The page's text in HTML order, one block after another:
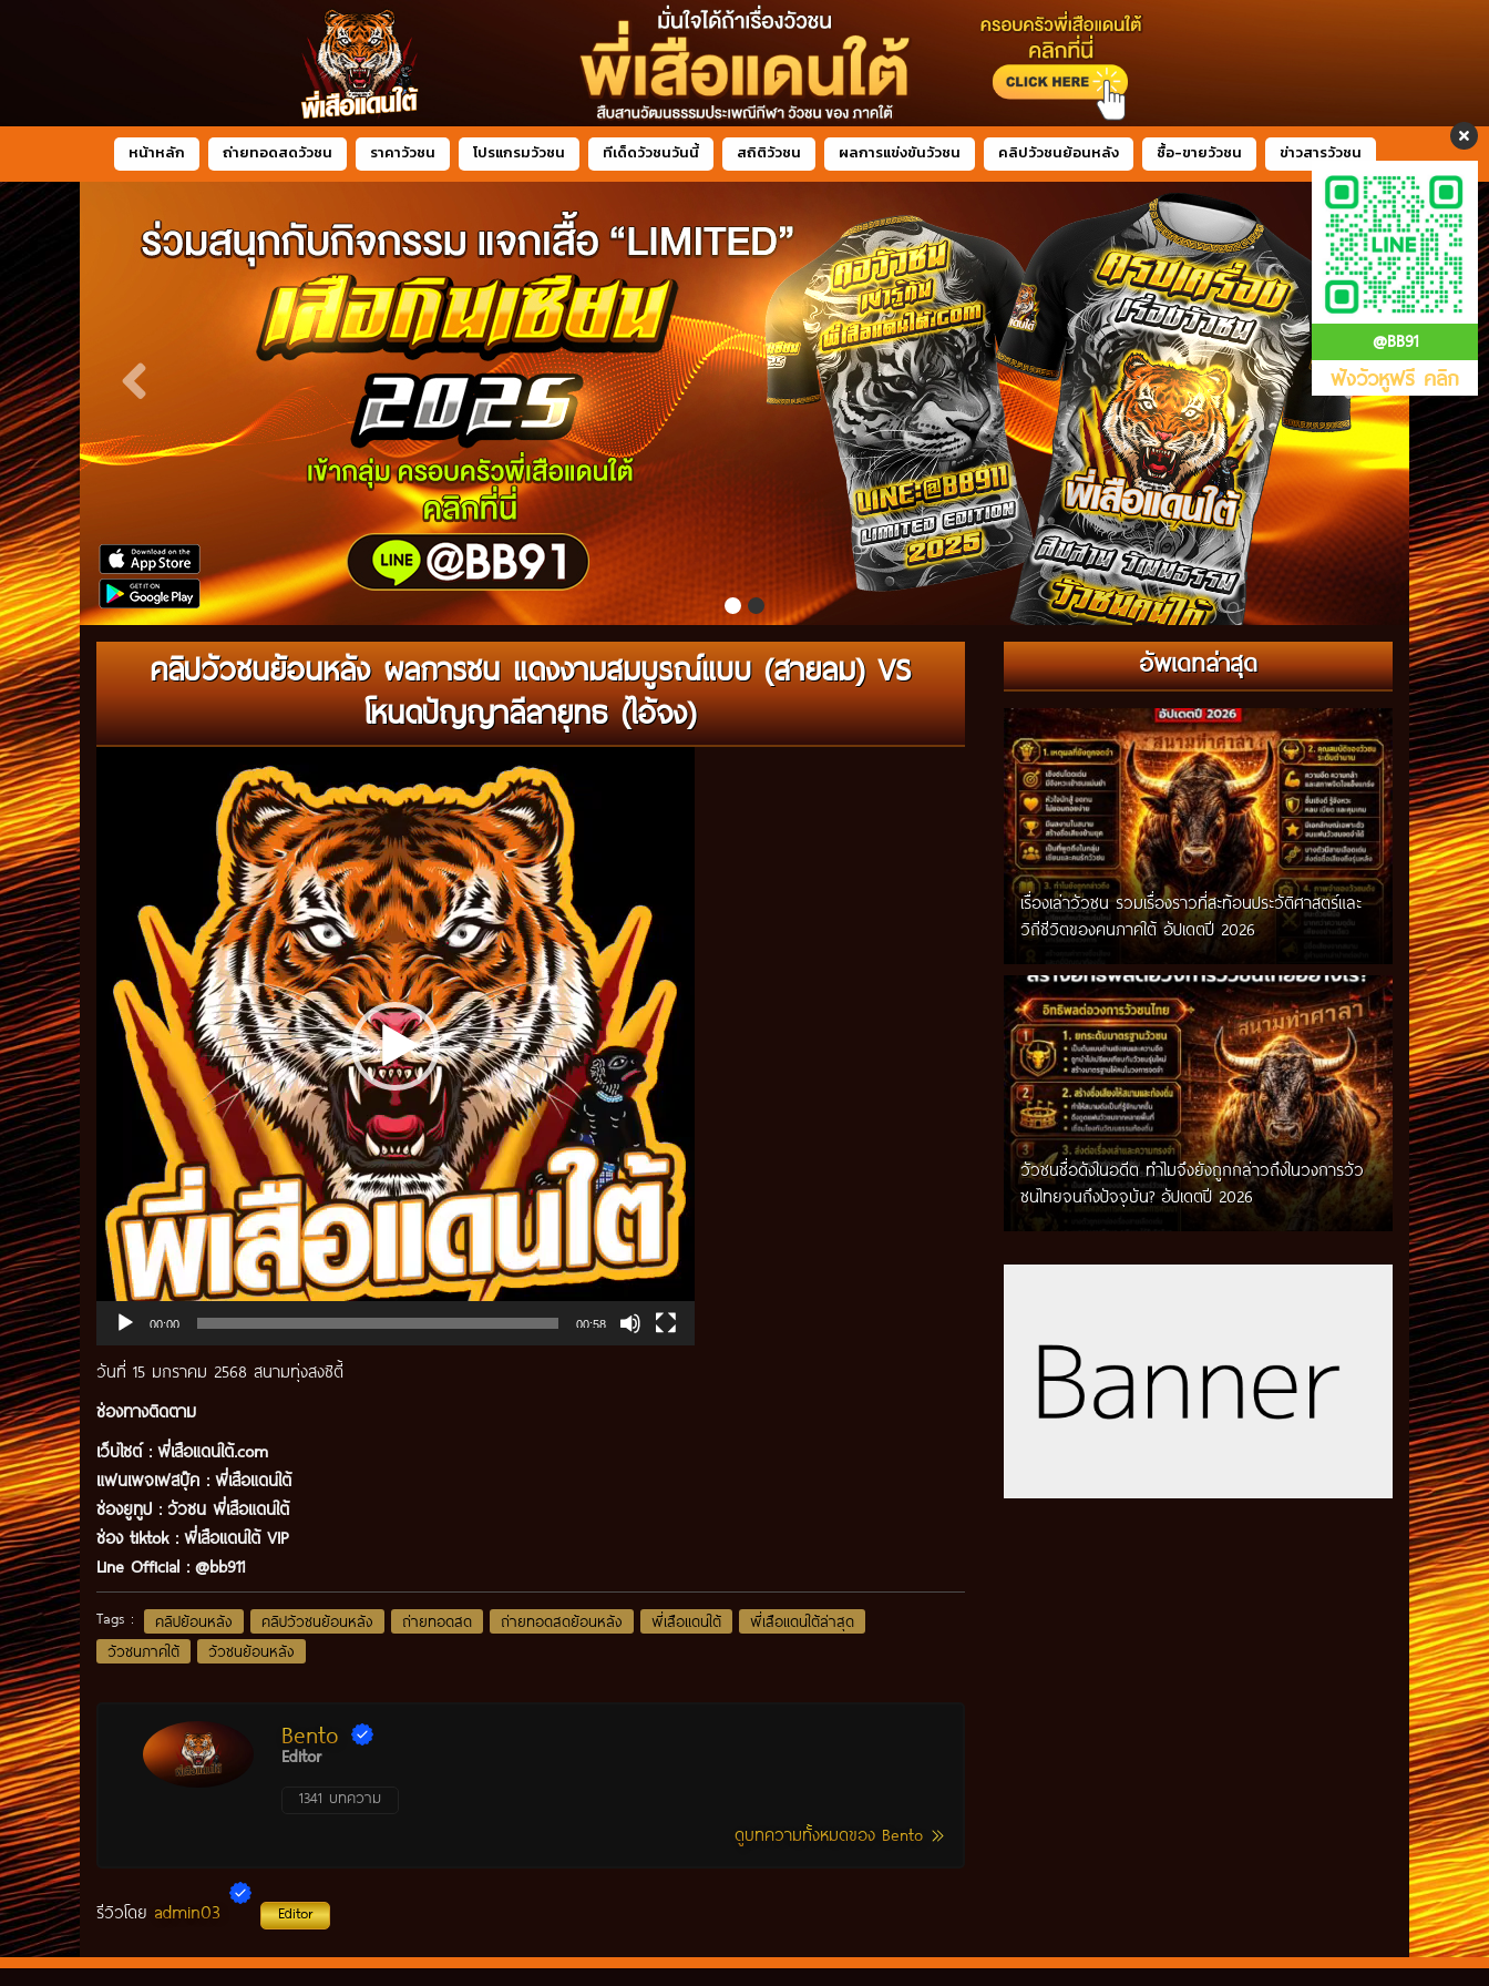
@BB91
ฟังวัวหูฟรี คลิก
หน้าหลัก ถ่ายทอดสดวัวชน ราคาวัวชน โปรแกรมวัวชน ทีเด็ดวัวชนวันนี้ สถิติวัวชน ผลการแข่งขันวัวชน คลิปวัวชนย้อนหลัง ซื้อ-ขายวัวชน ข่าวสารวัวชน
คลิปวัวชนย้อนหลัง ผลการชน แดงงามสมบูรณ์แบบ (สายลม) VS
โหนดปัญญาลีลายุทธ (ไอ้จง)
00:00 00:58
วันที่ 15 มกราคม 2568 สนามทุ่งสงซิตี้
ช่องทางติดตาม
เว็บไซต์ : พี่เสือแดนใต้.com
แฟนเพจเฟสบุ๊ค : พี่เสือแดนใต้
ช่องยูทูป : วัวชน พี่เสือแดนใต้
ช่อง tiktok : พี่เสือแดนใต้ VIP
Line Official : @bb911
Tags : คลิปย้อนหลัง คลิปวัวชนย้อนหลัง ถ่ายทอดสด ถ่ายทอดสดย้อนหลัง พี่เสือแดนใต้
พี่เสือแดนใต้ล่าสุด
วัวชนภาคใต้
วัวชนย้อนหลัง
Bento
Editor
1341 บทความ
ดูบทความทั้งหมดของ Bento
รีวิวโดย admin03 Editor
อัพเดทล่าสุด
เรื่องเล่าวัวชน รวมเรื่องราวที่สะท้อนประวัติศาสตร์และ
วิถีชีวิตของคนภาคใต้ อัปเดตปี 2026
วัวชนชื่อดังในอดีต ทำไมจึงยังถูกกล่าวถึงในวงการวัว
ชนไทยจนถึงปัจจุบัน? อัปเดตปี 2026
กติกาวัวชนสมัยก่อน วิถีการแข่งขันดั้งเดิมที่สืบทอด
ผ่านภูมิปัญญาท้องถิ่น อัปเดตปี 2026